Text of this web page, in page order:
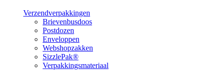
Verzendverpakkingen
Brievenbusdoos
Postdozen
Enveloppen
Webshopzakken
SizzlePak®
Verpakkingsmateriaal